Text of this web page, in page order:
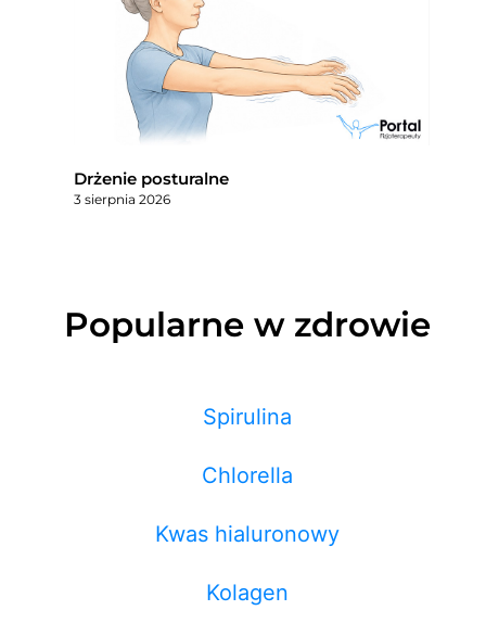
Drżenie posturalne
3 sierpnia 2026
Popularne w zdrowie
Spirulina
Chlorella
Kwas hialuronowy
Kolagen